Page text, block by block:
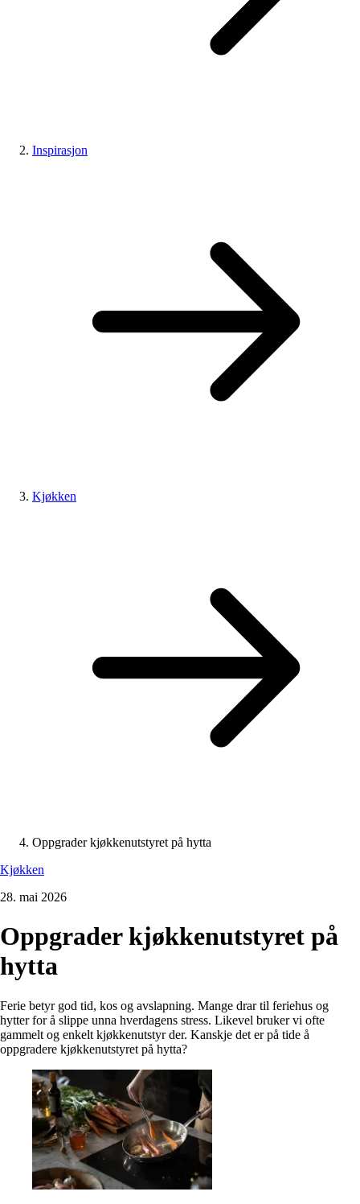
Inspirasjon
Kjøkken
Oppgrader kjøkkenutstyret på hytta
Kjøkken
28. mai 2026
Oppgrader kjøkkenutstyret på
hytta
Ferie betyr god tid, kos og avslapning. Mange drar til feriehus og
hytter for å slippe unna hverdagens stress. Likevel bruker vi ofte
gammelt og enkelt kjøkkenutstyr der. Kanskje det er på tide å
oppgradere kjøkkenutstyret på hytta?